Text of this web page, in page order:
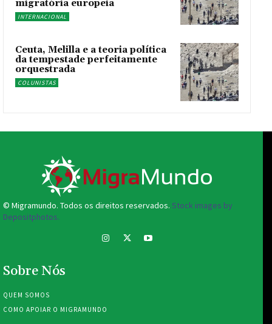
migratória europeia
INTERNACIONAL
Ceuta, Melilla e a teoria política
da tempestade perfeitamente
orquestrada
COLUNISTAS
© Migramundo. Todos os direitos reservados. Stock images by
Depositphotos.
Sobre Nós
QUEM SOMOS
COMO APOIAR O MIGRAMUNDO